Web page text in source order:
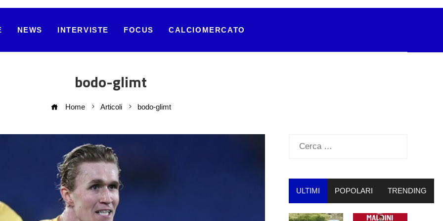
NEWS INTERVISTE FOCUS CALCIOMERCATO
bodo-glimt
Home Articoli bodo-glimt
Ricerca
ULTIMI POPOLARI TRENDING